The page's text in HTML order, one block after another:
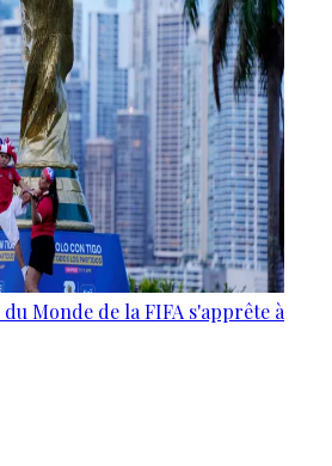
Monde de la FIFA s'apprête à